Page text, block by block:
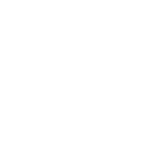
kann durch
geschlagen
gibt es